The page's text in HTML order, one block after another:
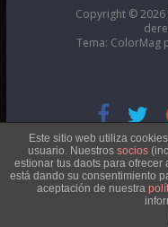
Copyright © 2026
Tema: ColorMag
Esta obra
Atribución-NoComercial
Este sitio web utiliza
usuario. Nuestros socios
estionar tus daots para
está dando su consentimiento
aceptación de nuestra